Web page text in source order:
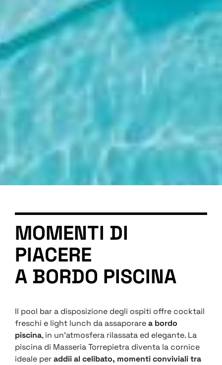
Diamo valore alla tua privacy
Utilizziamo i cookie per migliorare la tua esperienza di
e analizzare il nostro traffico. Cliccando “Accetta tutti”,
acconsenti al nostro utilizzo dei cookie.
Personalizza
MOMENTI DI
PIACERE
A BORDO PISCINA
Il pool bar a disposizione degli ospiti offre cocktail
freschi e light lunch da assaporarea bordo
piscina, in un’atmosfera rilassata ed elegante. La
piscina di Masseria Torrepietra diventa la cornice
ideale peraddii al celibato, momenti conviviali tra